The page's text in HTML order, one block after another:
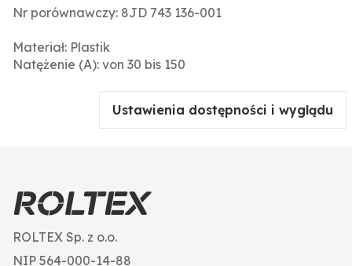
Nr porównawczy: 8JD 743 136-001
Materiał: Plastik
Natężenie (A): von 30 bis 150
Ustawienia dostępności i wyglądu
ROLTEX Sp. z o.o.
NIP 564-000-14-88